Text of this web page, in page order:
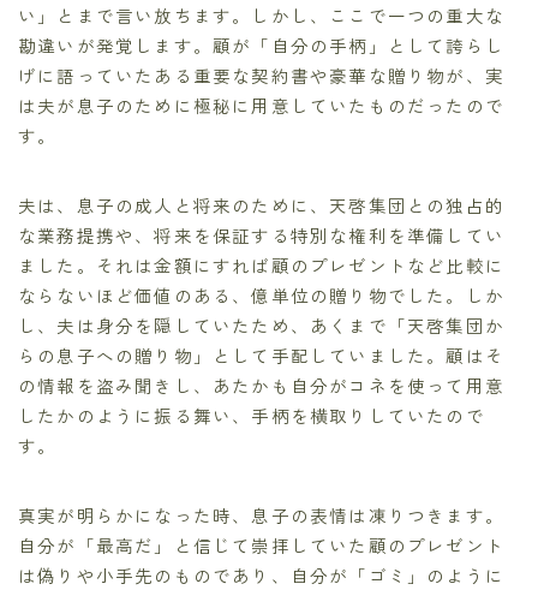
い」とまで言い放ちます。しかし、ここで一つの重大な
勘違いが発覚します。顧が「自分の手柄」として誇らし
げに語っていたある重要な契約書や豪華な贈り物が、実
は夫が息子のために極秘に用意していたものだったので
す。
夫は、息子の成人と将来のために、天啓集団との独占的
な業務提携や、将来を保証する特別な権利を準備してい
ました。それは金額にすれば顧のプレゼントなど比較に
ならないほど価値のある、億単位の贈り物でした。しか
し、夫は身分を隠していたため、あくまで「天啓集団か
らの息子への贈り物」として手配していました。顧はそ
の情報を盗み聞きし、あたかも自分がコネを使って用意
したかのように振る舞い、手柄を横取りしていたので
す。
真実が明らかになった時、息子の表情は凍りつきます。
自分が「最高だ」と信じて崇拝していた顧のプレゼント
は偽りや小手先のものであり、自分が「ゴミ」のように